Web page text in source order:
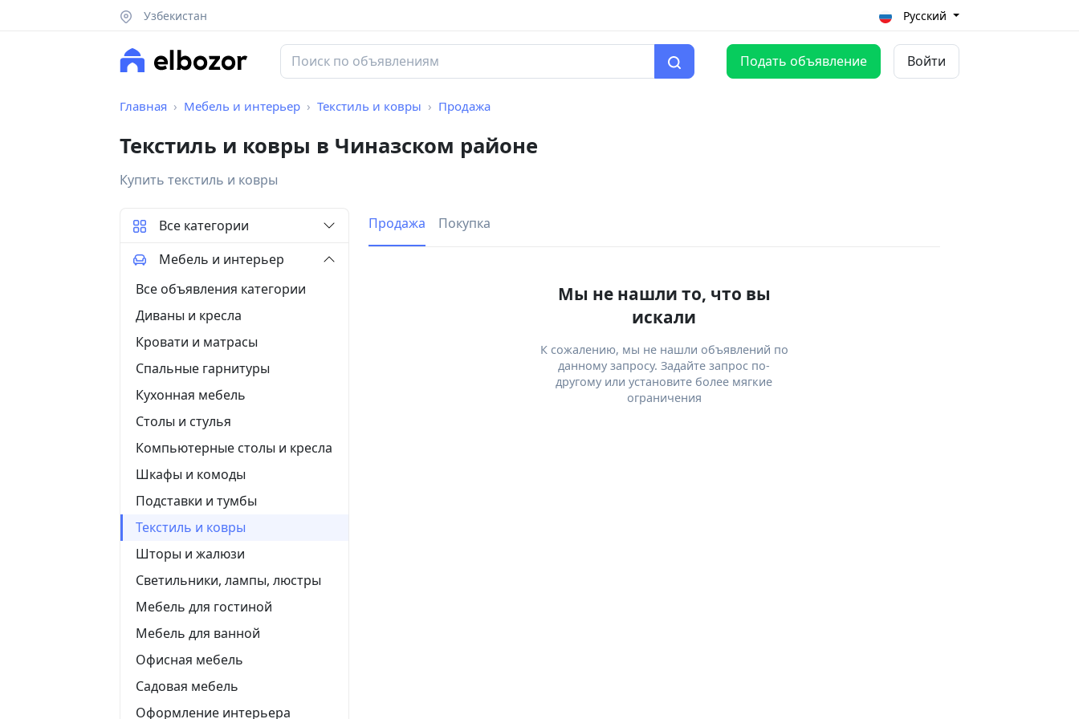
Узбекистан Русский
Подать объявление Войти
Главная Мебель и интерьер Текстиль и ковры Продажа
Текстиль и ковры в Чиназском районе
Купить текстиль и ковры
Продажа Покупка
Мы не нашли то, что вы
искали
К сожалению, мы не нашли объявлений по
данному запросу. Задайте запрос по-
другому или установите более мягкие
ограничения
Все категории
Мебель и интерьер
Все объявления категории
Диваны и кресла
Кровати и матрасы
Спальные гарнитуры
Кухонная мебель
Столы и стулья
Компьютерные столы и кресла
Шкафы и комоды
Подставки и тумбы
Текстиль и ковры
Шторы и жалюзи
Светильники, лампы, люстры
Мебель для гостиной
Мебель для ванной
Офисная мебель
Садовая мебель
Оформление интерьера